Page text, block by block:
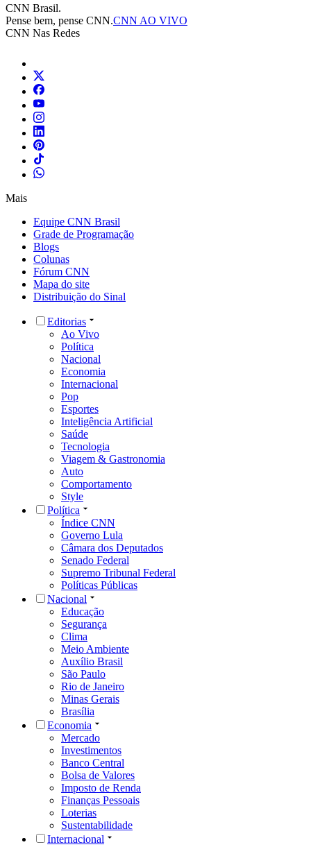
CNN Brasil.
Pense bem, pense CNN.CNN AO VIVO
CNN Nas Redes
Mais
Equipe CNN Brasil
Grade de Programação
Blogs
Colunas
Fórum CNN
Mapa do site
Distribuição do Sinal
Editorias
Ao Vivo
Política
Nacional
Economia
Internacional
Pop
Esportes
Inteligência Artificial
Saúde
Tecnologia
Viagem & Gastronomia
Auto
Comportamento
Style
Política
Índice CNN
Governo Lula
Câmara dos Deputados
Senado Federal
Supremo Tribunal Federal
Políticas Públicas
Nacional
Educação
Segurança
Clima
Meio Ambiente
Auxílio Brasil
São Paulo
Rio de Janeiro
Minas Gerais
Brasília
Economia
Mercado
Investimentos
Banco Central
Bolsa de Valores
Imposto de Renda
Finanças Pessoais
Loterias
Sustentabilidade
Internacional